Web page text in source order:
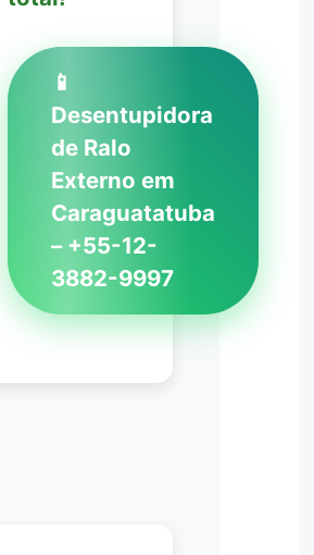
📱
Desentupidora
de Ralo
Externo em
Caraguatatuba
– +55-12-
3882-9997